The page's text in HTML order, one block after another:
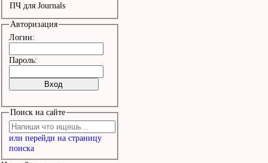
ПЧ для Journals
Авторизация
Логин:
Пароль:
Поиск на сайте
или перейди на страницу
поиска